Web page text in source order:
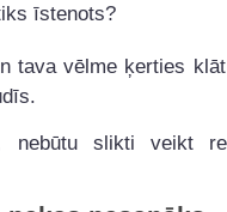
īstenots?
tava vēlme ķerties
nebūtu slikti veikt